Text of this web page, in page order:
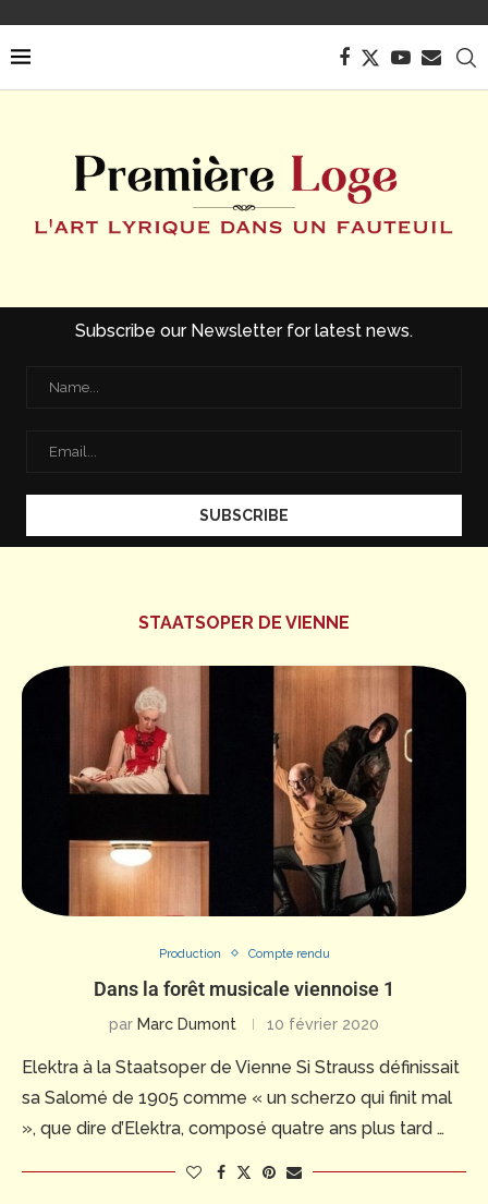
Subscribe our Newsletter for latest news.
STAATSOPER DE VIENNE
Production Compte rendu
Dans la forêt musicale viennoise 1
par Marc Dumont 10 février 2020
Elektra à la Staatsoper de Vienne Si Strauss définissait
sa Salomé de 1905 comme « un scherzo qui finit mal
», que dire d’Elektra, composé quatre ans plus tard …